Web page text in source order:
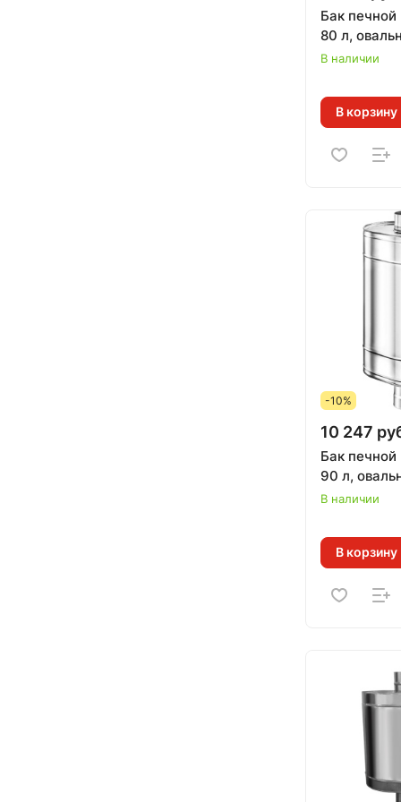
Бак
80 л,
В наличии
В корзину
-10%
10 247
Бак
90 л,
В наличии
В корзину